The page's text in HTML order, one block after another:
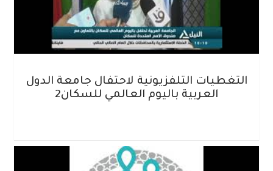
التغطيات التلفزيونية لاحتفال جامعة الدول
العربية باليوم العالمي للسكان2